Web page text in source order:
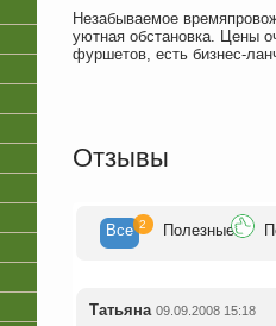
Незабываемое
уютная обстановка. Цены
фуршетов, есть бизнес-
Отзывы
Все 2 Полезные
Татьяна 09.09.2008 15:18